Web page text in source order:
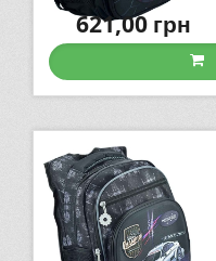
621,00грн